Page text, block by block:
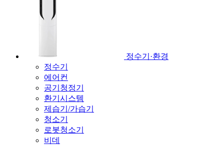
정수기·환경
정수기
에어컨
공기청정기
환기시스템
제습기/가습기
청소기
로봇청소기
비데